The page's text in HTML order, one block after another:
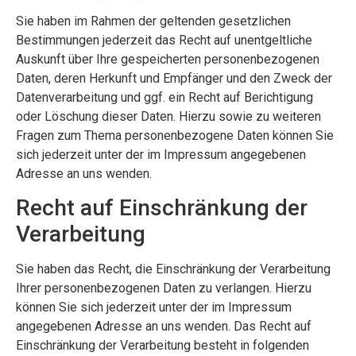
Sie haben im Rahmen der geltenden gesetzlichen
Bestimmungen jederzeit das Recht auf unentgeltliche
Auskunft über Ihre gespeicherten personenbezogenen
Daten, deren Herkunft und Empfänger und den Zweck der
Datenverarbeitung und ggf. ein Recht auf Berichtigung
oder Löschung dieser Daten. Hierzu sowie zu weiteren
Fragen zum Thema personenbezogene Daten können Sie
sich jederzeit unter der im Impressum angegebenen
Adresse an uns wenden.
Recht auf Einschränkung der
Verarbeitung
Sie haben das Recht, die Einschränkung der Verarbeitung
Ihrer personenbezogenen Daten zu verlangen. Hierzu
können Sie sich jederzeit unter der im Impressum
angegebenen Adresse an uns wenden. Das Recht auf
Einschränkung der Verarbeitung besteht in folgenden